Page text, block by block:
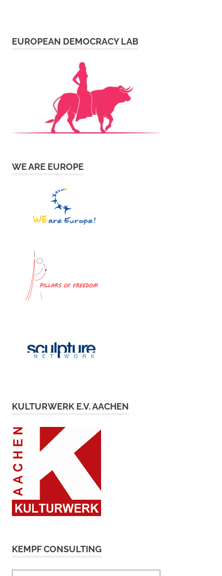
EUROPEAN DEMOCRACY LAB
WE ARE EUROPE
KULTURWERK E.V. AACHEN
KEMPF CONSULTING